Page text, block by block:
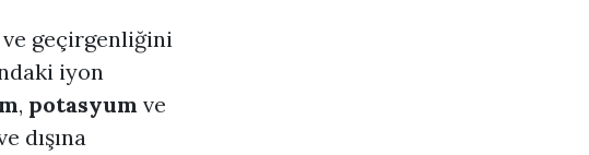
ve geçirgenliğini
iyon
, potasyum ve
dışına